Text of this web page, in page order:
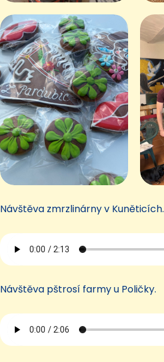
Návštěva zmrzlinárny v Kuněticích.
Návštěva pštrosí farmy u Poličky.